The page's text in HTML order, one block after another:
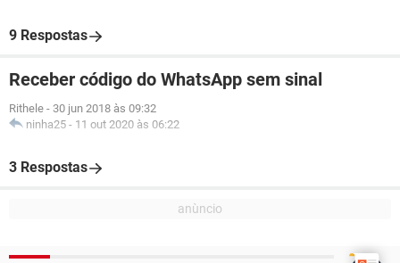
9 Respostas
Receber código do WhatsApp sem sinal
Rithele - 30 jun 2018 às 09:32
ninha25 - 11 out 2020 às 06:22
3 Respostas